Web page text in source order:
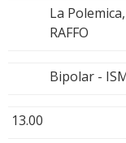
La
RAFFO
Bipolar -
13.00